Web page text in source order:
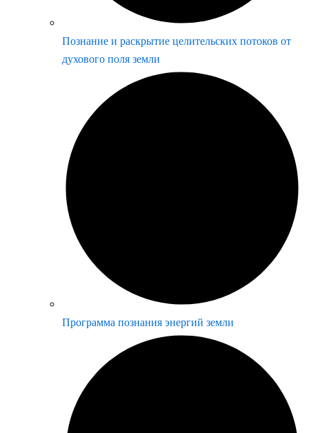
Познание и раскрытие целительских потоков от
духового поля земли
Программа познания энергий земли